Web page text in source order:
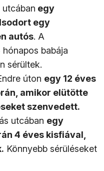
utcában egy
egy
autós. A
babája
sérültek.
úton egy 12 éves
amikor elütötte
szenvedett.
utcában egy
4 éves kisfiával,
Könnyebb sérüléseket